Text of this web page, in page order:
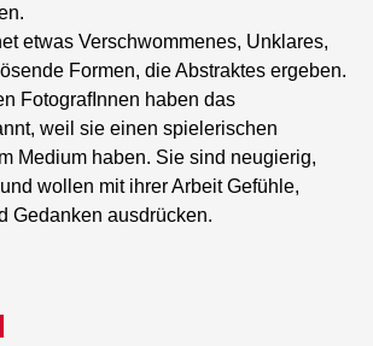
etwas Verschwommenes, Unklares,
Formen, die Abstraktes ergeben.
FotografInnen haben das
weil sie einen spielerischen
Medium haben. Sie sind neugierig,
wollen mit ihrer Arbeit Gefühle,
Gedanken ausdrücken.